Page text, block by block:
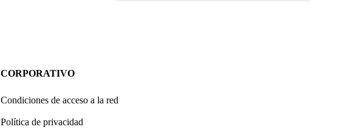
CORPORATIVO
Condiciones de acceso a la red
Política de privacidad